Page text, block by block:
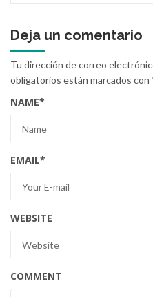
Deja un comentario
Tu dirección de correo
obligatorios están marcados con
NAME*
EMAIL*
WEBSITE
COMMENT